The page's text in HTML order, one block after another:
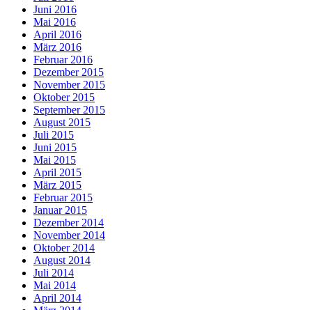
Juni 2016
Mai 2016
April 2016
März 2016
Februar 2016
Dezember 2015
November 2015
Oktober 2015
September 2015
August 2015
Juli 2015
Juni 2015
Mai 2015
April 2015
März 2015
Februar 2015
Januar 2015
Dezember 2014
November 2014
Oktober 2014
August 2014
Juli 2014
Mai 2014
April 2014